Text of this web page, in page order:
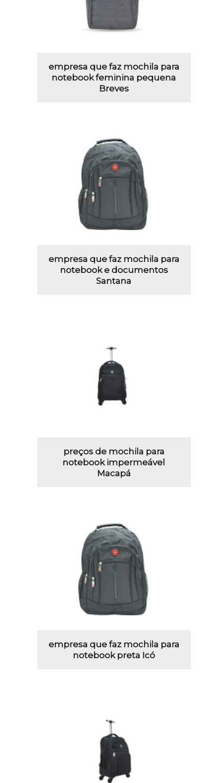
empresa que faz mochila para
notebook feminina pequena
Breves
empresa que faz mochila para
notebook e documentos
Santana
preços de mochila para
notebook impermeável
Macapá
empresa que faz mochila para
notebook preta Icó